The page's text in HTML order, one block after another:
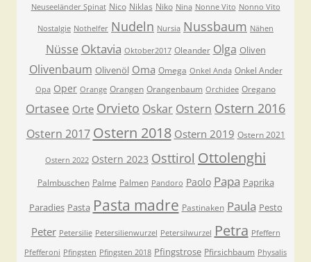
Neuseeländer Spinat Nico Niklas Niko Nina Nonne Vito Nonno Vito
Nostalgie Nothelfer Nudeln Nursia Nussbaum Nähen
Nüsse Oktavia Oktober2017 Oleander Olga Oliven
Olivenbaum Olivenöl Oma Omega Onkel Anda Onkel Ander
Opa Oper Orange Orangen Orangenbaum Orchidee Oregano
Ortasee Orte Orvieto Oskar Ostern Ostern 2016
Ostern 2017 Ostern 2018 Ostern 2019 Ostern 2021
Ostern 2022 Ostern 2023 Osttirol Ottolenghi
Palmbuschen Palme Palmen Pandoro Paolo Papa Paprika
Paradies Pasta Pasta madre Pastinaken Paula Pesto
Peter Petersilie Petersilienwurzel Petersilwurzel Petra Pfeffern
Pfefferoni Pfingsten Pfingsten 2018 Pfingstrose Pfirsichbaum Physalis